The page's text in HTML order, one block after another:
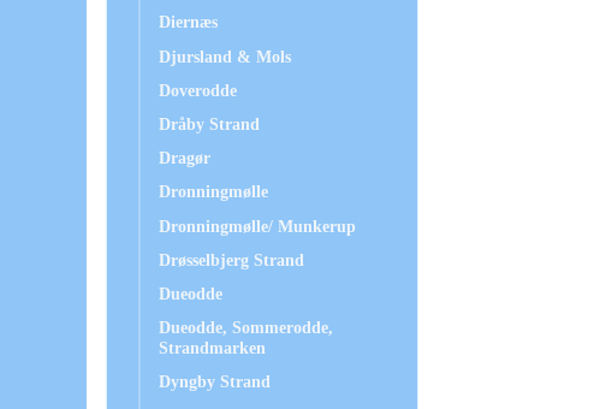
Diernæs
Djursland & Mols
Doverodde
Dråby Strand
Dragør
Dronningmølle
Dronningmølle/ Munkerup
Drøsselbjerg Strand
Dueodde
Dueodde, Sommerodde,
Strandmarken
Dyngby Strand